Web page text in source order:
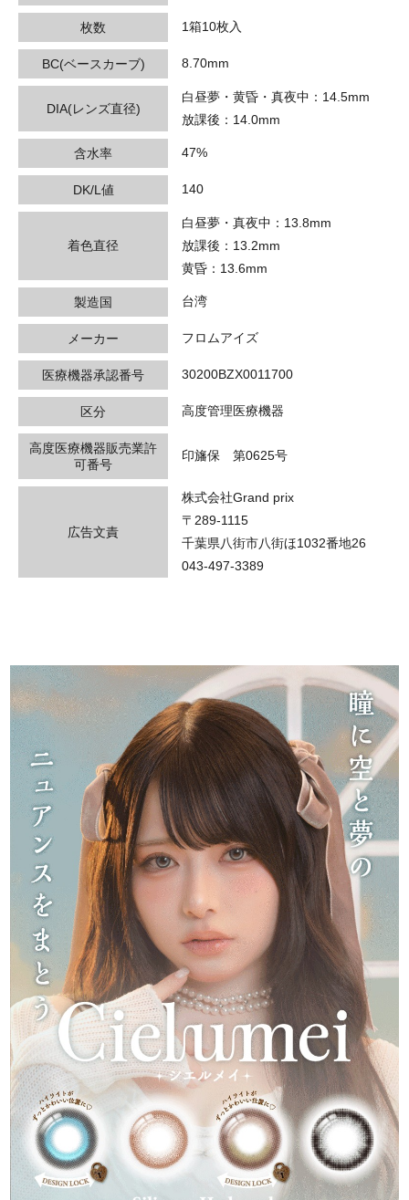
枚数 1箱10枚入
BC(ベースカーブ) 8.70mm
DIA(レンズ直径)
白昼夢・黄昏・真夜中：14.5mm
放課後：14.0mm
含水率 47%
DK/L値 140
着色直径
白昼夢・真夜中：13.8mm
放課後：13.2mm
黄昏：13.6mm
製造国 台湾
メーカー フロムアイズ
医療機器承認番号 30200BZX0011700
区分 高度管理医療機器
高度医療機器販売業許
可番号
印旛保 第0625号
広告文責
株式会社Grand prix
〒289-1115
千葉県八街市八街ほ1032番地26
043-497-3389